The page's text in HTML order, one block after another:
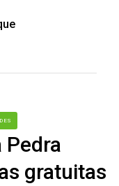
Pedra
gratuitas